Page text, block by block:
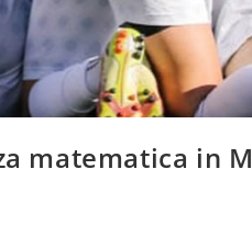
matematica in